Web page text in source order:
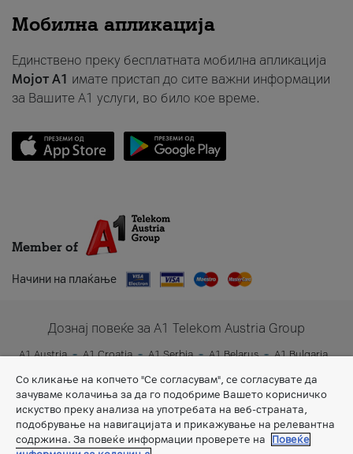
Мобилна апликација
Единствено преку бесплатната мобилна апликација
Мојот A1 имате пристап до сите важни информации
за Вашите A1 услуги, во било кое време.
Member of
Начини на плаќање
Дознај повеќе за A1 Telekom Austria Group
A1 Austria A1 Croatia A1 Serbia A1 Belarus
A1 Bulgaria
Со кликање на копчето "Се согласувам", се согласувате да
зачуваме колачиња за да го подобриме Вашето корисничко
искуство преку анализа на употребата на веб-страната,
подобрување на навигацијата и прикажување на релевантна
содржина. За повеќе информации проверете на
Повеќе